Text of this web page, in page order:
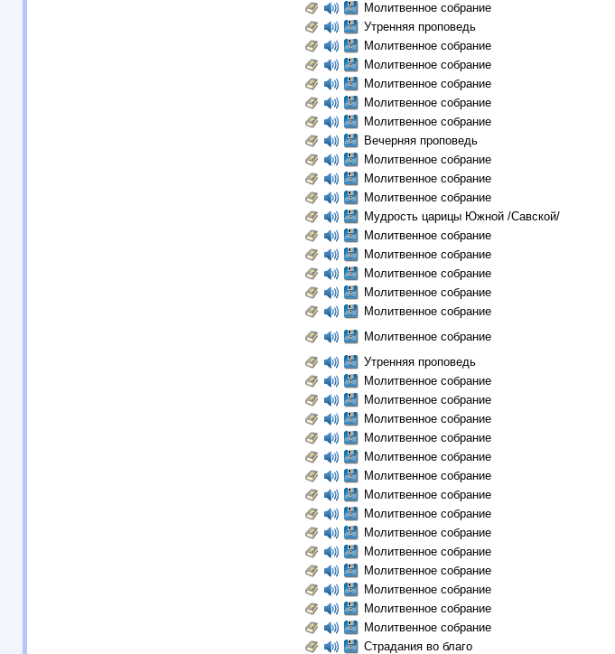
Молитвенное собрание
Утренняя проповедь
Молитвенное собрание
Молитвенное собрание
Молитвенное собрание
Молитвенное собрание
Молитвенное собрание
Вечерняя проповедь
Молитвенное собрание
Молитвенное собрание
Молитвенное собрание
Мудрость царицы Южной /Савской/
Молитвенное собрание
Молитвенное собрание
Молитвенное собрание
Молитвенное собрание
Молитвенное собрание
Молитвенное собрание
Утренняя проповедь
Молитвенное собрание
Молитвенное собрание
Молитвенное собрание
Молитвенное собрание
Молитвенное собрание
Молитвенное собрание
Молитвенное собрание
Молитвенное собрание
Молитвенное собрание
Молитвенное собрание
Молитвенное собрание
Молитвенное собрание
Молитвенное собрание
Молитвенное собрание
Страдания во благо